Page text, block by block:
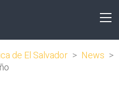
de El Salvador > News >